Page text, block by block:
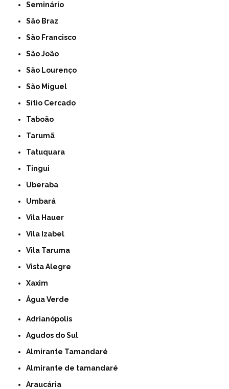
Seminário
São Braz
São Francisco
São João
São Lourenço
São Miguel
Sítio Cercado
Taboão
Tarumã
Tatuquara
Tingui
Uberaba
Umbará
Vila Hauer
Vila Izabel
Vila Taruma
Vista Alegre
Xaxim
Água Verde
Adrianópolis
Agudos do Sul
Almirante Tamandaré
Almirante de tamandaré
Araucária